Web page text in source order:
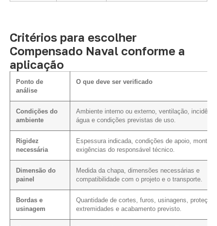
Critérios para escolher
Compensado Naval conforme a
aplicação
Ponto de
análise
O que deve ser verificado
Condições do
ambiente
Ambiente interno ou externo, ventilação,
água e condições previstas de uso.
Rigidez
necessária
Espessura indicada, condições de apoio,
exigências do responsável técnico.
Dimensão do
painel
Medida da chapa, dimensões necessárias e
compatibilidade com o projeto e o transporte.
Bordas e
usinagem
Quantidade de cortes, furos, usinagens, proteção
extremidades e acabamento previsto.